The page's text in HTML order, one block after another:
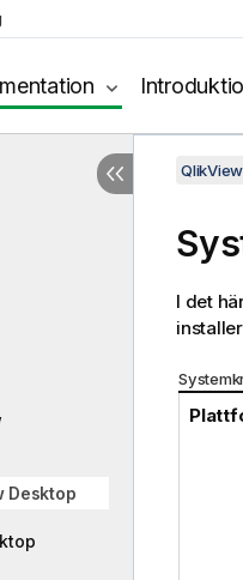
Desktop
I det